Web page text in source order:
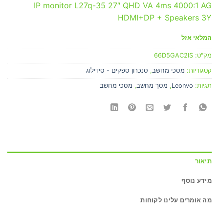
IP monitor L27q-35 27″ QHD VA 4ms 4000:1 AG
HDMI+DP + Speakers 3Y
המלאי אזל
מק"ט: 66D5GAC2IS
קטגוריות: מסכי מחשב, סנכרון ספקים - סידילוג
תגיות: Leonvo
, מסך מחשב, מסכי מחשב
תיאור
מידע נוסף
מה אומרים עלינו לקוחות